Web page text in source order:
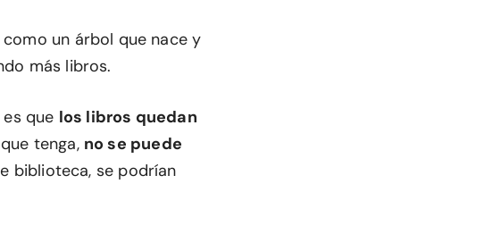
un árbol que nace y
más libros.
que los libros quedan
tenga, no se puede
biblioteca, se podrían